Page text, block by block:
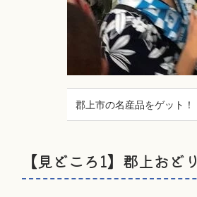
郡上市の名産品をゲット！
【見どころ1】郡上おどり